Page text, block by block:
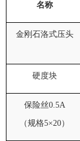
名称
金刚石洛式压头
硬度块
保险丝0.5A
（规格5×20）